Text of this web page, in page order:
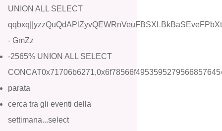
UNION ALL SELECT
- GmZz
-2565% UNION ALL SELECT
parata
cerca tra gli eventi della
settimana...select